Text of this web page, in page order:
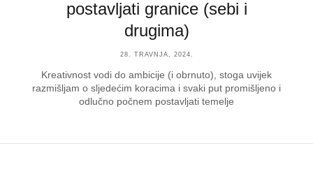
postavljati granice (sebi i
drugima)
28. TRAVNJA, 2024.
Kreativnost vodi do ambicije (i obrnuto), stoga uvijek
razmišljam o sljedećim koracima i svaki put promišljeno i
odlučno počnem postavljati temelje